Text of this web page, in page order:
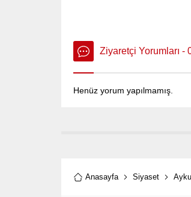
Ziyaretçi Yorumları -
Henüz yorum yapılmamış.
Anasayfa Siyaset